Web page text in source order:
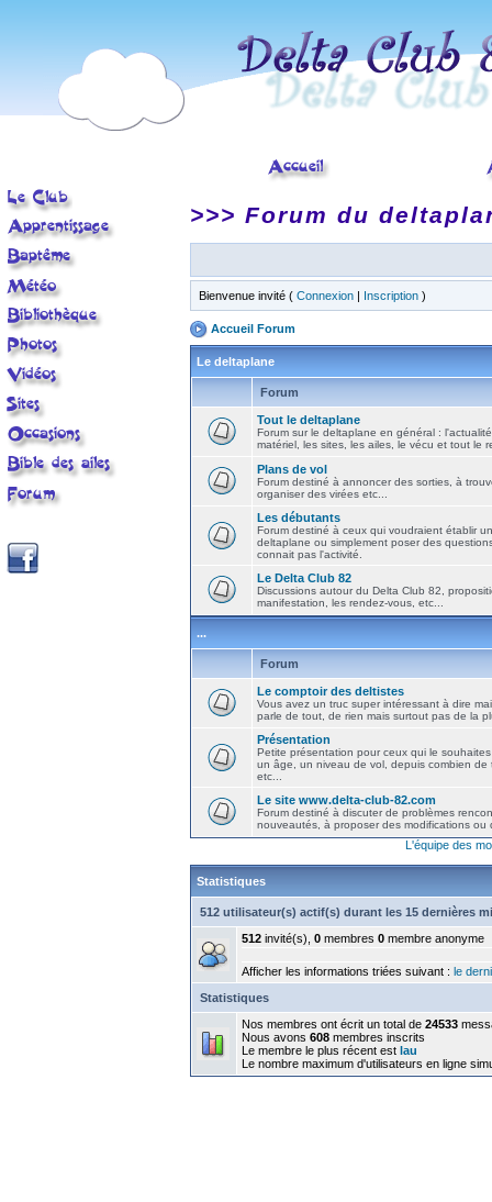
>>> Forum du
Bienvenue invité ( Connexion | Inscription )
Accueil Forum
Le deltaplane
Forum
Tout le deltaplane
Forum sur le deltaplane en général :
matériel, les sites, les ailes, le vécu et tout le
Plans de vol
Forum destiné à annoncer des sorties, à
organiser des virées etc...
Les débutants
Forum destiné à ceux qui voudraient établir
deltaplane ou simplement poser des
connait pas l'activité.
Le Delta Club 82
Discussions autour du Delta Club 82,
manifestation, les rendez-vous, etc...
...
Forum
Le comptoir des deltistes
Vous avez un truc super intéressant à dire
parle de tout, de rien mais surtout pas de la
Présentation
Petite présentation pour ceux qui le
un âge, un niveau de vol, depuis combien de
etc...
Le site www.delta-club-82.com
Forum destiné à discuter de problèmes
nouveautés, à proposer des modifications ou
L'équipe des
Statistiques
512 utilisateur(s) actif(s) durant les 15 dernières
512 invité(s), 0 membres 0 membre anonyme
Afficher les informations triées suivant : le
Statistiques
Nos membres ont écrit un total de 24533
Nous avons 608 membres inscrits
Le membre le plus récent est lau
Le nombre maximum d'utilisateurs en ligne